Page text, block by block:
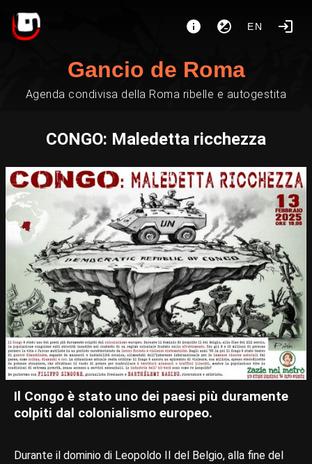
EN
Gancio de Roma
Agenda condivisa della Roma ribelle e autogestita
CONGO: Maledetta ricchezza
Il Congo è stato uno dei paesi più duramente
colpiti dal colonialismo europeo.
Durante il dominio di Leopoldo II del Belgio, alla fine del